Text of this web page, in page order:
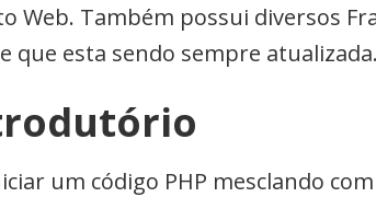
Web. Também possui diversos
que esta sendo sempre atualizada.
um código PHP mesclando